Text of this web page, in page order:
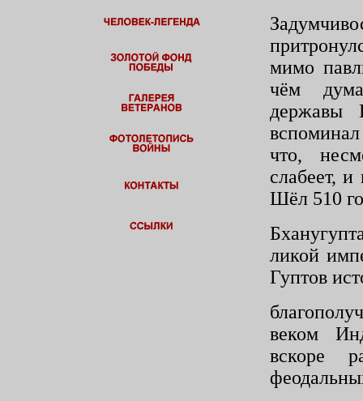
мимо
чём
державы
что,
слабеет,
Шёл 510
ликой
Гуптов
веком
вскоре